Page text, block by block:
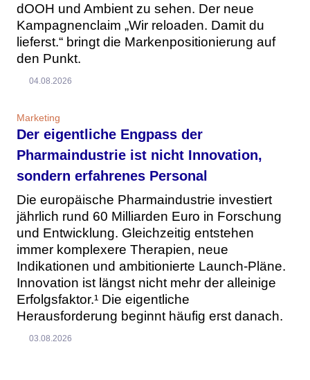
dOOH und Ambient zu sehen. Der neue
Kampagnenclaim „Wir reloaden. Damit du
lieferst.“ bringt die Markenpositionierung auf
den Punkt.
04.08.2026
Marketing
Der eigentliche Engpass der
Pharmaindustrie ist nicht Innovation,
sondern erfahrenes Personal
Die europäische Pharmaindustrie investiert
jährlich rund 60 Milliarden Euro in Forschung
und Entwicklung. Gleichzeitig entstehen
immer komplexere Therapien, neue
Indikationen und ambitionierte Launch-Pläne.
Innovation ist längst nicht mehr der alleinige
Erfolgsfaktor.¹ Die eigentliche
Herausforderung beginnt häufig erst danach.
03.08.2026